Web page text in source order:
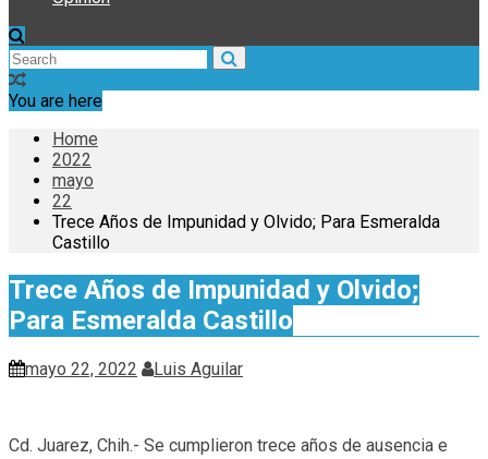
You are here
Home
2022
mayo
22
Trece Años de Impunidad y Olvido; Para Esmeralda
Castillo
Trece Años de Impunidad y Olvido;
Para Esmeralda Castillo
mayo 22, 2022 Luis Aguilar
Cd. Juarez, Chih.- Se cumplieron trece años de ausencia e